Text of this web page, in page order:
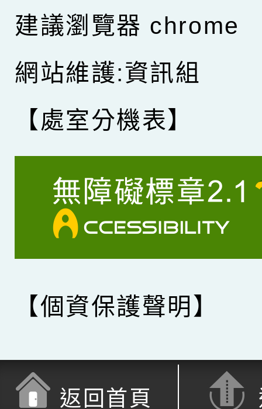
建議瀏覽器 chrome
網站維護:資訊組
【處室分機表】
【個資保護聲明】
返回首頁